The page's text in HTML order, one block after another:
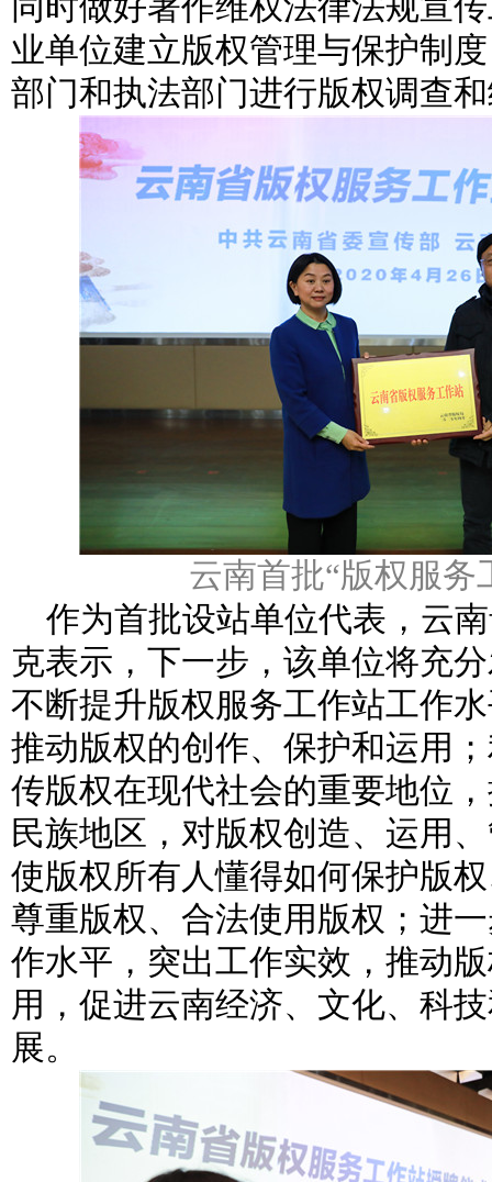
同时做好著作维权法律法规宣
业单位建立版权管理与保护制
部门和执法部门进行版权调查
云南首批“版权服务
作为首批设站单位代表，云
克表示，下一步，该单位将充
不断提升版权服务工作站工作
推动版权的创作、保护和运用
传版权在现代社会的重要地位
民族地区，对版权创造、运用
使版权所有人懂得如何保护版
尊重版权、合法使用版权；进
作水平，突出工作实效，推动
用，促进云南经济、文化、科
展。